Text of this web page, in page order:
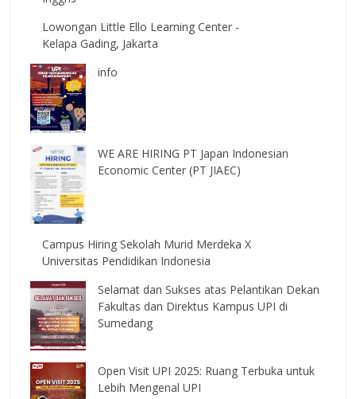
Lowongan Little Ello Learning Center -
Kelapa Gading, Jakarta
info
WE ARE HIRING PT Japan Indonesian
Economic Center (PT JIAEC)
Campus Hiring Sekolah Murid Merdeka X
Universitas Pendidikan Indonesia
Selamat dan Sukses atas Pelantikan Dekan
Fakultas dan Direktus Kampus UPI di
Sumedang
Open Visit UPI 2025: Ruang Terbuka untuk
Lebih Mengenal UPI